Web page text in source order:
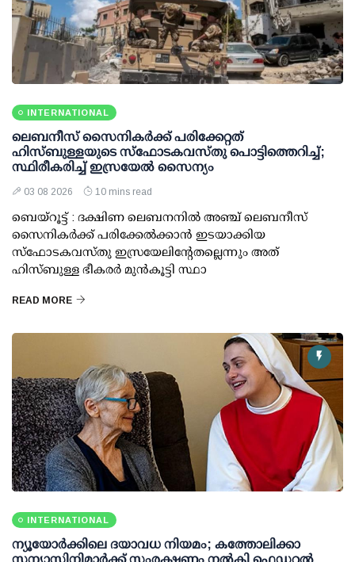
INTERNATIONAL
ലെബനീസ് സൈനികർക്ക് പരിക്കേറ്റത്
ഹിസ്ബുള്ളയുടെ സ്‌ഫോടകവസ്തു പൊട്ടിത്തെറിച്ച്;
സ്ഥിരീകരിച്ച് ഇസ്രയേൽ സൈന്യം
03 08 2026 10 mins read
ബെയ്റൂട്ട് : ദക്ഷിണ ലെബനനിൽ അഞ്ച് ലെബനീസ്
സൈനികർക്ക് പരിക്കേൽക്കാൻ ഇടയാക്കിയ
സ്‌ഫോടകവസ്തു ഇസ്രയേലിന്റേതല്ലെന്നും അത്
ഹിസ്ബുള്ള ഭീകരർ മുൻകൂട്ടി സ്ഥാ
READ MORE
INTERNATIONAL
ന്യൂയോർക്കിലെ ദയാവധ നിയമം; കത്തോലിക്കാ